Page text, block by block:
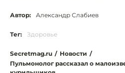
Автор: Александр Слабиев
Тег: Здоровье
Secretmag.ru / Новости /
Пульмонолог рассказал о